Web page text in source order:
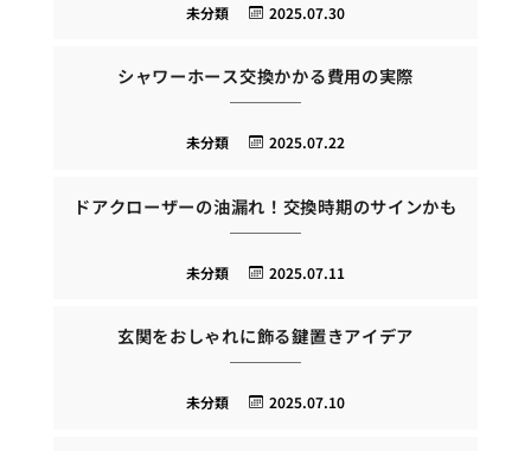
2025.07.30
未分類
シャワーホース交換かかる費用の実際
2025.07.22
未分類
ドアクローザーの油漏れ！交換時期のサインかも
2025.07.11
未分類
玄関をおしゃれに飾る鍵置きアイデア
2025.07.10
未分類